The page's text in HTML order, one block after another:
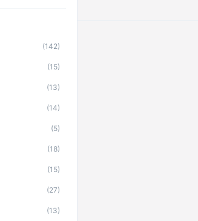
(142)
(15)
(13)
(14)
(5)
(18)
(15)
(27)
(13)